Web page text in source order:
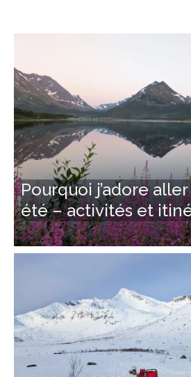
Pourquoi j’adore
été – activités et